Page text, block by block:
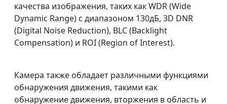
качества изображения, таких как WDR (Wide
Dynamic Range) с диапазоном 130дБ, 3D DNR
(Digital Noise Reduction), BLC (Backlight
Compensation) и ROI (Region of Interest).
Камера также обладает различными функциями
обнаружения движения, такими как
обнаружение движения, вторжения в область и